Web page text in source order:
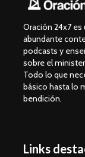
Oración 24x7 es
abundante
podcasts y
sobre el
Todo lo que
básico hasta lo
bendición.
Links